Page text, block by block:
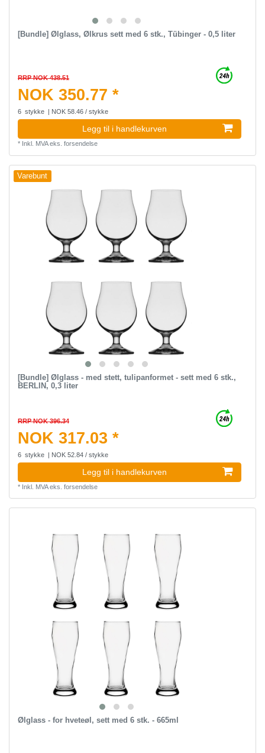
[Bundle] Ølglass, Ølkrus sett med 6 stk., Tübinger - 0,5 liter
RRP NOK 438.51
NOK 350.77 *
6 stykke | NOK 58.46 / stykke
Legg til i handlekurven
* Inkl. MVAeks. forsendelse
Varebunt
[Bundle] Ølglass - med stett, tulipanformet - sett med 6 stk.,
BERLIN, 0,3 liter
RRP NOK 396.34
NOK 317.03 *
6 stykke | NOK 52.84 / stykke
Legg til i handlekurven
* Inkl. MVAeks. forsendelse
Ølglass - for hveteøl, sett med 6 stk. - 665ml